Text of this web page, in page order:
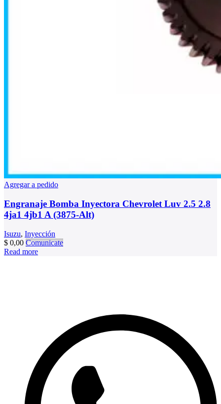
Agregar a pedido
Engranaje Bomba Inyectora Chevrolet Luv 2.5 2.8
4ja1 4jb1 A (3875-Alt)
Isuzu, Inyección
$ 0,00 Comunicate
Read more